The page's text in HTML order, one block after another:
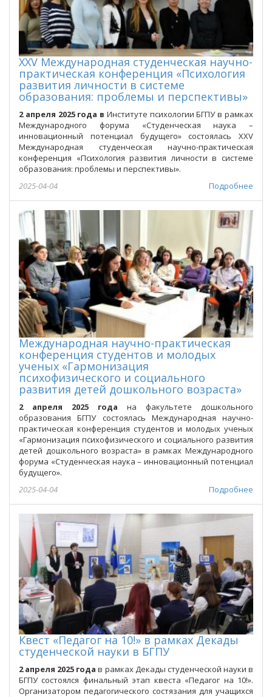
XXV Международная студенческая научно-
практическая конференция «Психология
развития личности в системе
образования: проблемы и перспективы»
2 апреля 2025 года в Институте психологии БГПУ в рамках
Международного форума «Студенческая наука –
инновационный потенциал будущего» состоялась XXV
Международная студенческая научно-практическая
конференция «Психология развития личности в системе
образования: проблемы и перспективы».
Подробнее
2025-04-04
Международная научно-практическая
конференция студентов и молодых
ученых «Гармонизация
психофизического и социального
развития детей дошкольного возраста»
2 апреля 2025 года на факультете дошкольного
образования БГПУ состоялась Международная научно-
практическая конференция студентов и молодых ученых
«Гармонизация психофизического и социального развития
детей дошкольного возраста» в рамках Международного
форума «Студенческая наука – инновационный потенциал
будущего».
Подробнее
2025-04-04
Квест «Педагог на 10!» в рамках Декады
студенческой науки в БГПУ
2 апреля 2025 года в рамках Декады студенческой науки в
БГПУ состоялся финальный этап квеста «Педагог на 10!».
Организатором педагогического состязания для учащихся